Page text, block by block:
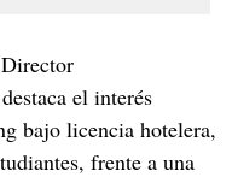
el interés
bajo licencia hotelera,
frente a una